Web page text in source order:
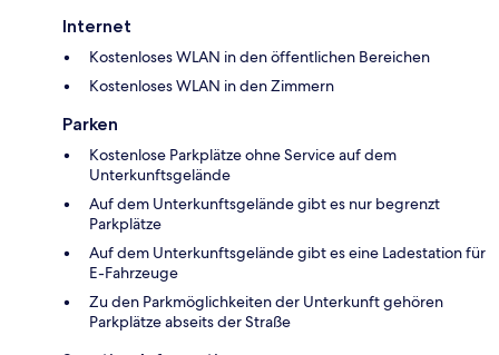
Internet
Kostenloses WLAN in den öffentlichen Bereichen
Kostenloses WLAN in den Zimmern
Parken
Kostenlose Parkplätze ohne Service auf dem
Unterkunftsgelände
Auf dem Unterkunftsgelände gibt es nur begrenzt
Parkplätze
Auf dem Unterkunftsgelände gibt es eine Ladestation für
E-Fahrzeuge
Zu den Parkmöglichkeiten der Unterkunft gehören
Parkplätze abseits der Straße